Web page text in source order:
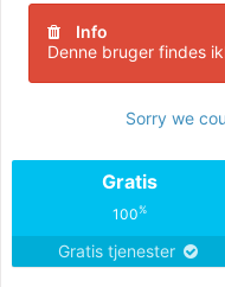
Info
Denne bruger findes
Sorry we
Gratis
100%
Gratis tjenester